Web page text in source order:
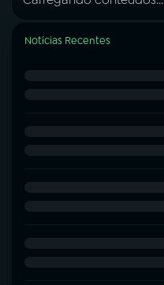
Notícias Recentes